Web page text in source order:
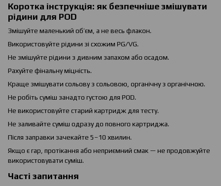
Коротка інструкція: як безпечніше змішувати
рідини для POD
Змішуйте маленький об’єм, а не весь флакон.
Використовуйте рідини зі схожим PG/VG.
Не змішуйте рідини з дивним запахом або осадом.
Рахуйте фінальну міцність.
Краще змішувати сольову з сольовою, органічну з органічною.
Не робіть суміш занадто густою для POD.
Не використовуйте старий картридж для тесту.
Не заливайте суміш одразу до повного картриджа.
Після заправки зачекайте 5–10 хвилин.
Якщо є гар, протікання або неприємний смак — не продовжуйте
використовувати суміш.
Часті запитання